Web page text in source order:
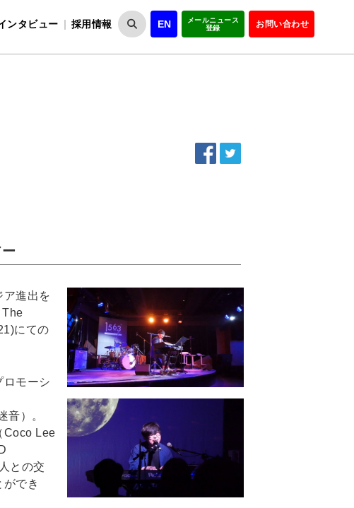
ンタビュー 採用情報 EN
メールニュース
登録
お問い合わせ
ア進出を
The
にての
ロモーシ
音）。
Coco Lee
との交
でき